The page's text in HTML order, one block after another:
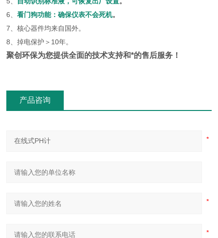
6、看门狗功能：确保仪表不会死机。
7、核心器件均来自国外。
8、掉电保护＞10年。
聚创环保为您提供全面的技术支持和*的售后服务！
产品咨询